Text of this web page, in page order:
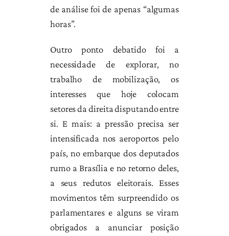
de análise foi de apenas “algumas
horas”.
Outro ponto debatido foi a
necessidade de explorar, no
trabalho de mobilização, os
interesses que hoje colocam
setores da direita disputando entre
si. E mais: a pressão precisa ser
intensificada nos aeroportos pelo
país, no embarque dos deputados
rumo a Brasília e no retorno deles,
a seus redutos eleitorais. Esses
movimentos têm surpreendido os
parlamentares e alguns se viram
obrigados a anunciar posição